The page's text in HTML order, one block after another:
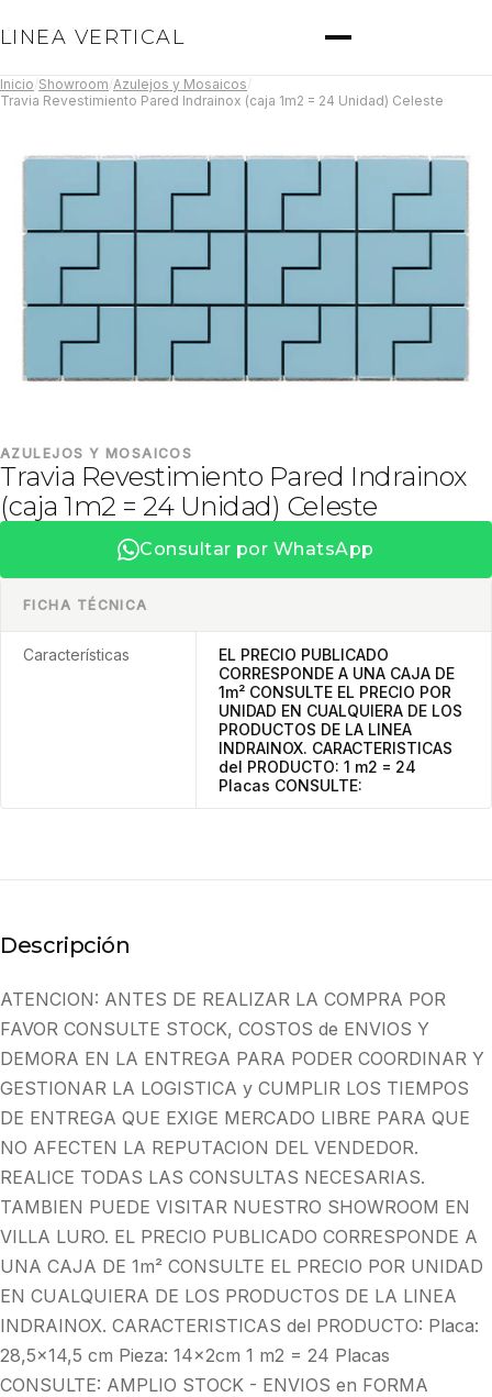
LINEA VERTICAL
Inicio Showroom Azulejos y Mosaicos
Travia Revestimiento Pared Indrainox (caja 1m2 = 24 Unidad) Celeste
AZULEJOS Y MOSAICOS
Travia Revestimiento Pared Indrainox
(caja 1m2 = 24 Unidad) Celeste
Consultar por WhatsApp
FICHA TÉCNICA
Características
EL PRECIO PUBLICADO
CORRESPONDE A UNA CAJA DE
1m² CONSULTE EL PRECIO POR
UNIDAD EN CUALQUIERA DE LOS
PRODUCTOS DE LA LINEA
INDRAINOX. CARACTERISTICAS
del PRODUCTO: 1 m2 = 24
Placas CONSULTE:
Descripción
ATENCION: ANTES DE REALIZAR LA COMPRA POR
FAVOR CONSULTE STOCK, COSTOS de ENVIOS Y
DEMORA EN LA ENTREGA PARA PODER COORDINAR Y
GESTIONAR LA LOGISTICA y CUMPLIR LOS TIEMPOS
DE ENTREGA QUE EXIGE MERCADO LIBRE PARA QUE
NO AFECTEN LA REPUTACION DEL VENDEDOR.
REALICE TODAS LAS CONSULTAS NECESARIAS.
TAMBIEN PUEDE VISITAR NUESTRO SHOWROOM EN
VILLA LURO. EL PRECIO PUBLICADO CORRESPONDE A
UNA CAJA DE 1m² CONSULTE EL PRECIO POR UNIDAD
EN CUALQUIERA DE LOS PRODUCTOS DE LA LINEA
INDRAINOX. CARACTERISTICAS del PRODUCTO: Placa:
28,5x14,5 cm Pieza: 14x2cm 1 m2 = 24 Placas
CONSULTE: AMPLIO STOCK - ENVIOS en FORMA